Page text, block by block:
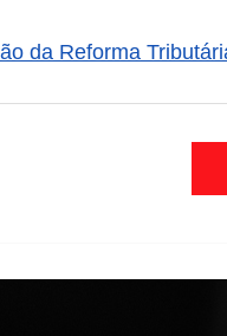
da Reforma